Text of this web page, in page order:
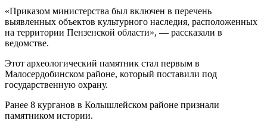
«Приказом министерства был включен в перечень
выявленных объектов культурного наследия, расположенных
на территории Пензенской области», — рассказали в
ведомстве.
Этот археологический памятник стал первым в
Малосердобинском районе, который поставили под
государственную охрану.
Ранее 8 курганов в Колышлейском районе признали
памятником истории.